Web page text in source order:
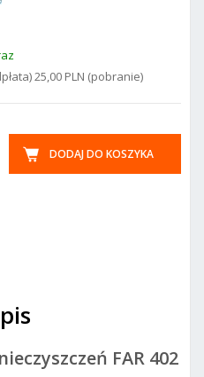
25,00 PLN (pobranie)
DODAJ DO KOSZYKA
FAR 402